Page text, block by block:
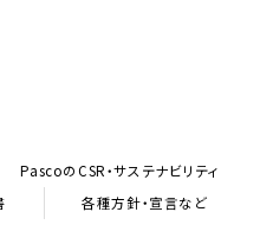
PascoのCSR・サステナビリティ
各種方針・宣言など